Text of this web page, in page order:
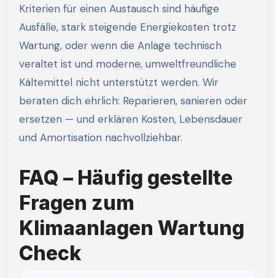
Kriterien für einen Austausch sind häufige
Ausfälle, stark steigende Energiekosten trotz
Wartung, oder wenn die Anlage technisch
veraltet ist und moderne, umweltfreundliche
Kältemittel nicht unterstützt werden. Wir
beraten dich ehrlich: Reparieren, sanieren oder
ersetzen — und erklären Kosten, Lebensdauer
und Amortisation nachvollziehbar.
FAQ – Häufig gestellte
Fragen zum
Klimaanlagen Wartung
Check